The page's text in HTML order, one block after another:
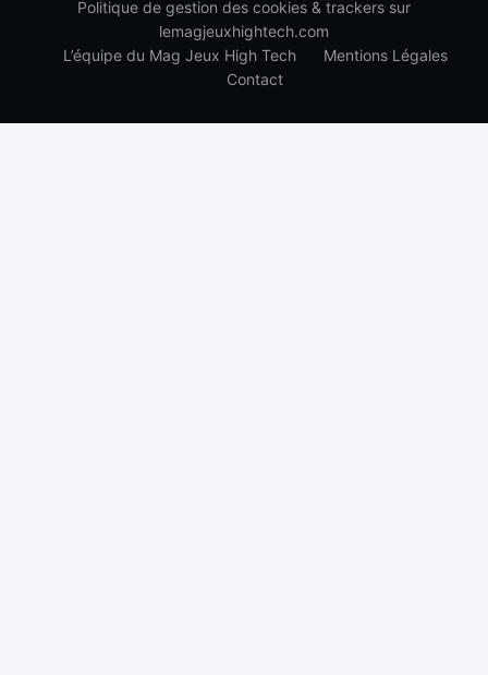
Politique de gestion des cookies & trackers sur
lemagjeuxhightech.com
L’équipe du Mag Jeux High Tech
Mentions Légales
Contact